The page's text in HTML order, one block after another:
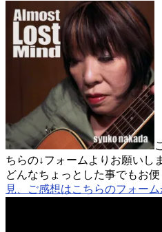
ちらの↓フォームよりお願いし
どんなちょっとした事でもお
見、ご感想はこちらのフォー